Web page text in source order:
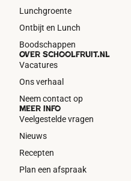
Lunchgroente
Ontbijt en Lunch
Boodschappen
Meer info
Veelgestelde vragen
Nieuws
Recepten
Plan een afspraak
Over schoolfruit.nl
Vacatures
Ons verhaal
Neem contact op